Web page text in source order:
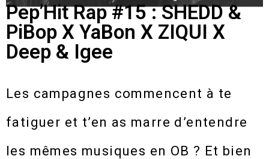
Pep’Hit Rap #15 : SHEDD &
PiBop X YaBon X ZIQUI X
Deep & Igee
Les campagnes commencent à te
fatiguer et t’en as marre d’entendre
les mêmes musiques en OB ? Et bien